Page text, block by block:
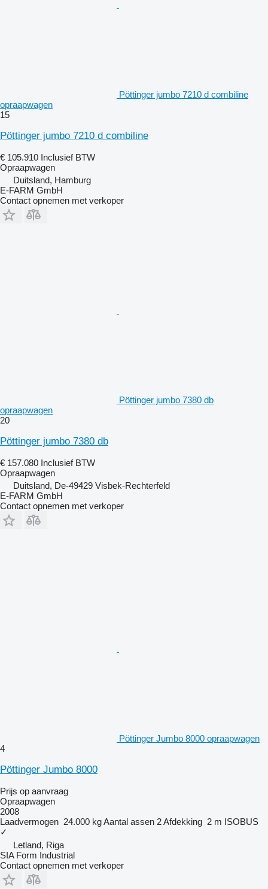
Pöttinger jumbo 7210 d combiline
opraapwagen
15
Pöttinger jumbo 7210 d combiline
€ 105.910 Inclusief BTW
Opraapwagen
Duitsland, Hamburg
E-FARM GmbH
Contact opnemen met verkoper
Pöttinger jumbo 7380 db
opraapwagen
20
Pöttinger jumbo 7380 db
€ 157.080 Inclusief BTW
Opraapwagen
Duitsland, De-49429 Visbek-Rechterfeld
E-FARM GmbH
Contact opnemen met verkoper
Pöttinger Jumbo 8000 opraapwagen
4
Pöttinger Jumbo 8000
Prijs op aanvraag
Opraapwagen
2008
Laadvermogen 24.000 kgAantal assen 2Afdekking 2 m ISOBUS
✓
Letland, Riga
SIA Form Industrial
Contact opnemen met verkoper